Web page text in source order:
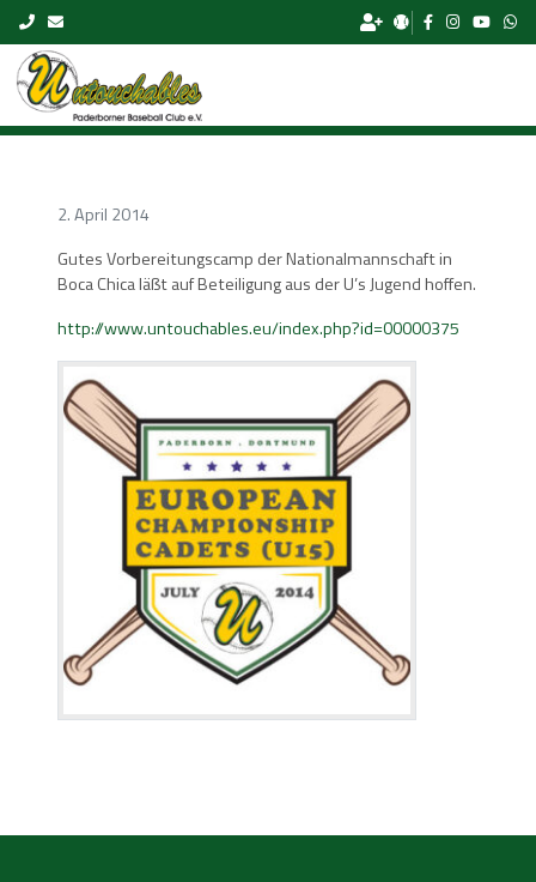
Skip to content
2. April 2014
Gutes Vorbereitungscamp der Nationalmannschaft in
Boca Chica läßt auf Beteiligung aus der U’s Jugend hoffen.
http://www.untouchables.eu/index.php?id=00000375